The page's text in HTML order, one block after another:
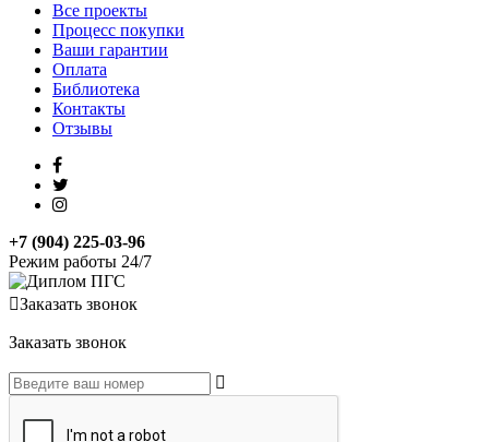
Все проекты
Процесс покупки
Ваши гарантии
Оплата
Библиотека
Контакты
Отзывы
+7 (904) 225-03-96
Режим работы 24/7
Заказать звонок
Заказать звонок